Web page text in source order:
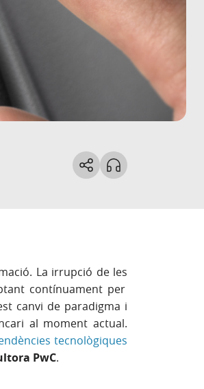
La irrupció de les
contínuament per
canvi de paradigma i
al moment actual.
tecnològiques(Obre en
PwC.